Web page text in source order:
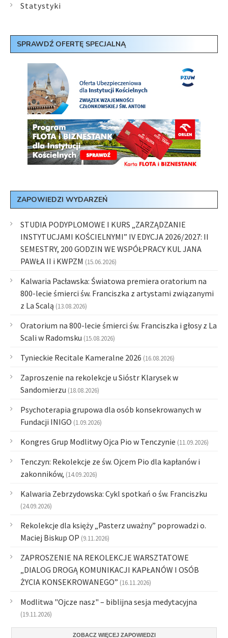
Statystyki
SPRAWDŹ OFERTĘ SPECJALNĄ
ZAPOWIEDZI WYDARZEŃ
STUDIA PODYPLOMOWE I KURS „ZARZĄDZANIE
INSTYTUCJAMI KOŚCIELNYMI” IV EDYCJA 2026/2027: II
SEMESTRY, 200 GODZIN WE WSPÓŁPRACY KUL JANA
PAWŁA II i KWPZM (15.06.2026)
Kalwaria Pacławska: Światowa premiera oratorium na
800-lecie śmierci św. Franciszka z artystami związanymi
z La Scalą (13.08.2026)
Oratorium na 800-lecie śmierci św. Franciszka i głosy z La
Scali w Radomsku (15.08.2026)
Tynieckie Recitale Kameralne 2026 (16.08.2026)
Zaproszenie na rekolekcje u Sióstr Klarysek w
Sandomierzu (18.08.2026)
Psychoterapia grupowa dla osób konsekrowanych w
Fundacji INIGO (1.09.2026)
Kongres Grup Modlitwy Ojca Pio w Tenczynie (11.09.2026)
Tenczyn: Rekolekcje ze św. Ojcem Pio dla kapłanów i
zakonników, (14.09.2026)
Kalwaria Zebrzydowska: Cykl spotkań o św. Franciszku
(24.09.2026)
Rekolekcje dla księży „Pasterz uważny” poprowadzi o.
Maciej Biskup OP (9.11.2026)
ZAPROSZENIE NA REKOLEKCJE WARSZTATOWE
„DIALOG DROGĄ KOMUNIKACJI KAPŁANÓW I OSÓB
ŻYCIA KONSEKROWANEGO” (16.11.2026)
Modlitwa "Ojcze nasz" – biblijna sesja medytacyjna
(19.11.2026)
ZOBACZ WIĘCEJ ZAPOWIEDZI